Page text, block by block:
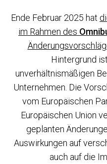
Ende Februar 2025 hat
im Rahmen des
Hintergrund
unverhältnismäßigen
Unternehmen. Die
vom Europäischen
Europäischen Union
geplanten
Auswirkungen auf
auch auf die